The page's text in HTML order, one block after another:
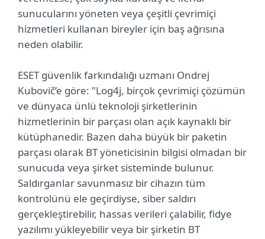
sunucularını yöneten veya çeşitli çevrimiçi
hizmetleri kullanan bireyler için baş ağrısına
neden olabilir.
ESET güvenlik farkındalığı uzmanı Ondrej
Kubovič’e göre: "Log4j, birçok çevrimiçi çözümün
ve dünyaca ünlü teknoloji şirketlerinin
hizmetlerinin bir parçası olan açık kaynaklı bir
kütüphanedir. Bazen daha büyük bir paketin
parçası olarak BT yöneticisinin bilgisi olmadan bir
sunucuda veya şirket sisteminde bulunur.
Saldırganlar savunmasız bir cihazın tüm
kontrolünü ele geçirdiyse, siber saldırı
gerçekleştirebilir, hassas verileri çalabilir, fidye
yazılımı yükleyebilir veya bir şirketin BT